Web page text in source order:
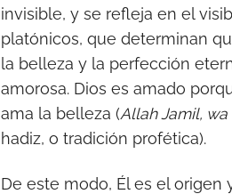
invisible, y se refleja en el
platónicos, que determinan
la belleza y la perfección
amorosa. Dios es amado
ama la belleza (Allah Jamil,
hadiz, o tradición profética).
De este modo, Él es el